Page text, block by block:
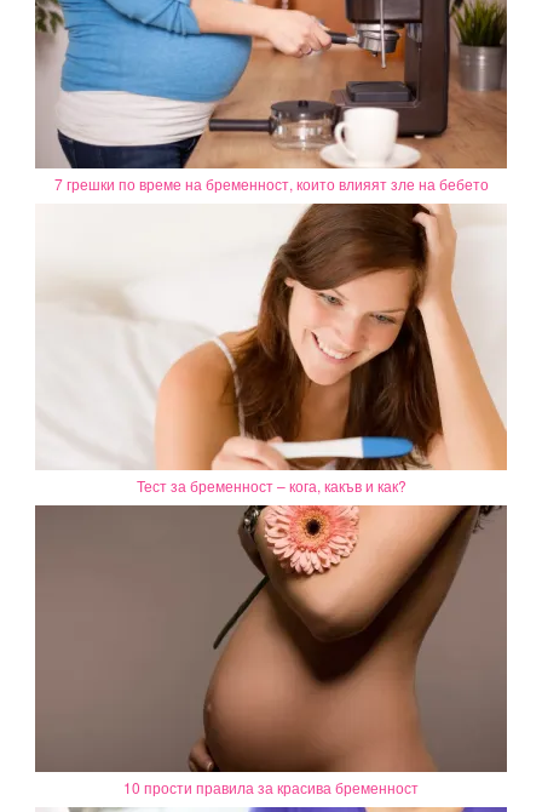
7 грешки по време на бременност, които влияят зле на бебето
Тест за бременност – кога, какъв и как?
10 прости правила за красива бременност